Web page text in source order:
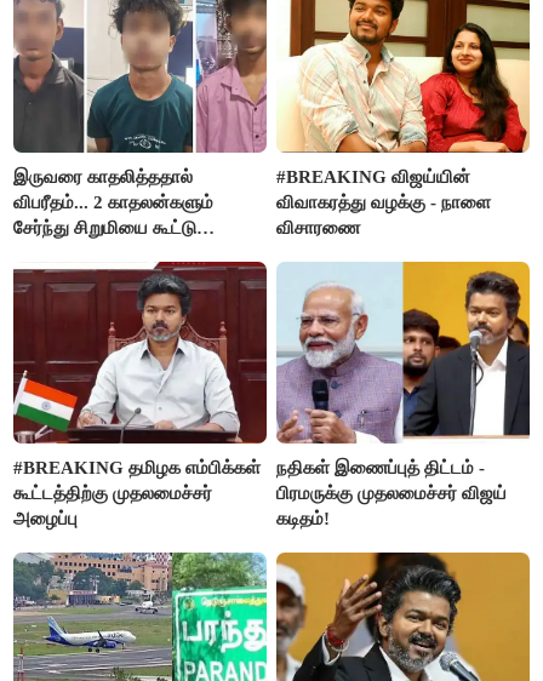
இருவரை காதலித்ததால்
விபரீதம்... 2 காதலன்களும்
சேர்ந்து சிறுமியை கூட்டு
செய்த கொடூரம்
#BREAKING விஜய்யின்
விவாகரத்து வழக்கு - நாளை
விசாரணை
#BREAKING தமிழக எம்பிக்கள்
கூட்டத்திற்கு முதலமைச்சர்
அழைப்பு
நதிகள் இணைப்புத் திட்டம் -
பிரமருக்கு முதலமைச்சர் விஜய்
கடிதம்!